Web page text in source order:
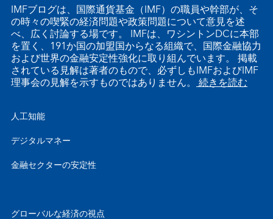
IMFブログは、国際通貨基金（IMF）の職員や幹部が、そ
の時々の喫緊の経済問題や政策問題について意見を述
べ、広く討論する場です。 IMFは、ワシントンDCに本部
を置く、191か国の加盟国からなる組織で、国際金融協力
および世界の金融安定性強化に取り組んでいます。 掲載
されている見解は著者のもので、必ずしもIMFおよびIMF
理事会の見解を示すものではありません。 続きを読む
人工知能
デジタルマネー
金融セクターの安定性
グローバルな経済の視点